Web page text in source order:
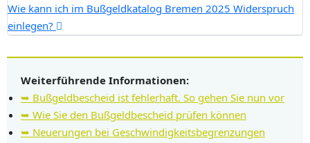
Wie kann ich im Bußgeldkatalog Bremen 2025 Widerspruch
einlegen?
Weiterführende Informationen:
➥ Bußgeldbescheid ist fehlerhaft. So gehen Sie nun vor
➥ Wie Sie den Bußgeldbescheid prüfen können
➥ Neuerungen bei Geschwindigkeitsbegrenzungen